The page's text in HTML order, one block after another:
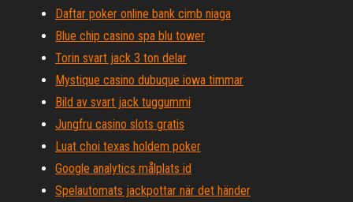
Daftar poker online bank cimb niaga
Blue chip casino spa blu tower
Torin svart jack 3 ton delar
Mystique casino dubuque iowa timmar
Bild av svart jack tuggummi
Jungfru casino slots gratis
Luat choi texas holdem poker
Google analytics målplats id
Spelautomats jackpottar när det händer